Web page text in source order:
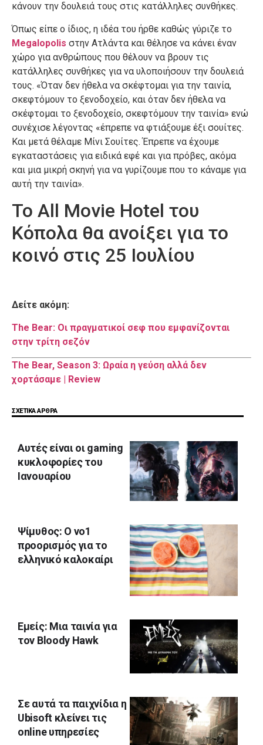
κάνουν την δουλειά τους στις κατάλληλες συνθήκες.
Όπως είπε ο ίδιος, η ιδέα του ήρθε καθώς γύριζε το
Megalopolis στην Ατλάντα και θέλησε να κάνει έναν
χώρο για ανθρώπους που θέλουν να βρουν τις
κατάλληλες συνθήκες για να υλοποιήσουν την δουλειά
τους. «Όταν δεν ήθελα να σκέφτομαι για την ταινία,
σκεφτόμουν το ξενοδοχείο, και όταν δεν ήθελα να
σκέφτομαι το ξενοδοχείο, σκεφτόμουν την ταινία» ενώ
συνέχισε λέγοντας «έπρεπε να φτιάξουμε έξι σουίτες.
Και μετά θέλαμε Μίνι Σουίτες. Έπρεπε να έχουμε
εγκαταστάσεις για ειδικά εφέ και για πρόβες, ακόμα
και μια μικρή σκηνή για να γυρίζουμε που το κάναμε για
αυτή την ταινία».
Το All Movie Hotel του
Κόπολα θα ανοίξει για το
κοινό στις 25 Ιουλίου
Δείτε ακόμη:
The Bear: Οι πραγματικοί σεφ που εμφανίζονται
στην τρίτη σεζόν
The Bear, Season 3: Ωραία η γεύση αλλά δεν
χορτάσαμε | Review
ΣΧΕΤΙΚΑ ΑΡΘΡΑ
Αυτές είναι οι gaming
κυκλοφορίες του
Ιανουαρίου
Ψίμυθος: Ο νο1
προορισμός για το
ελληνικό καλοκαίρι
Εμείς: Μια ταινία για
τον Bloody Hawk
Σε αυτά τα παιχνίδια η
Ubisoft κλείνει τις
online υπηρεσίες